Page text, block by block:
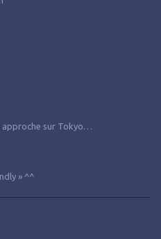
approche sur Tokyo…
» ^^